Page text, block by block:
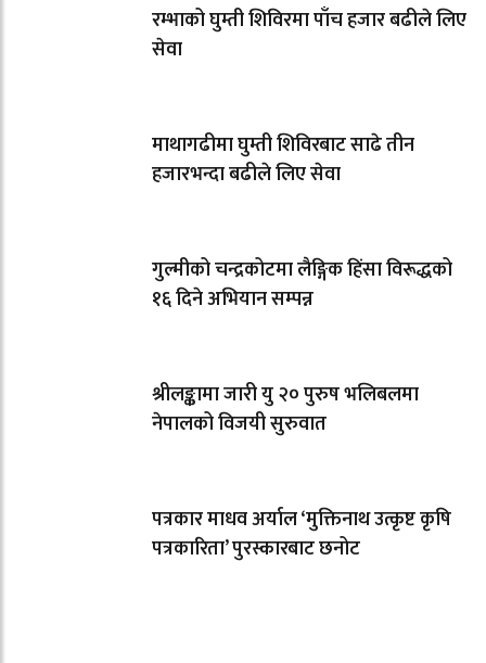
रम्भाको घुम्ती शिविरमा पाँच हजार बढीले लिए
सेवा
माथागढीमा घुम्ती शिविरबाट साढे तीन
हजारभन्दा बढीले लिए सेवा
गुल्मीको चन्द्रकोटमा लैङ्गिक हिंसा विरूद्धको
१६ दिने अभियान सम्पन्न
श्रीलङ्कामा जारी यु २० पुरुष भलिबलमा
नेपालको विजयी सुरुवात
पत्रकार माधव अर्याल ‘मुक्तिनाथ उत्कृष्ट कृषि
पत्रकारिता’ पुरस्कारबाट छनोट